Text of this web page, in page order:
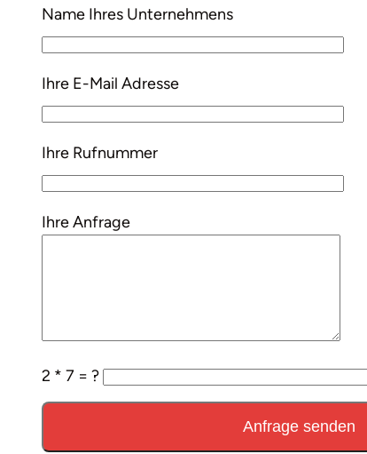
Name Ihres Unternehmens
Ihre E-Mail Adresse
Ihre Rufnummer
Ihre Anfrage
2 * 7 = ?